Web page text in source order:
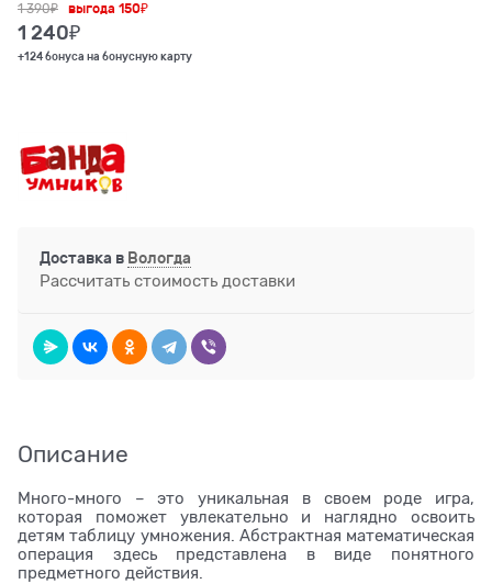
1 390₽
1 240₽
выгода150₽
+124 бонуса на бонусную карту
Доставка в Вологда
Рассчитать стоимость доставки
Описание
Много-много – это уникальная в своем роде игра,
которая поможет увлекательно и наглядно освоить
детям таблицу умножения. Абстрактная математическая
операция здесь представлена в виде понятного
предметного действия.